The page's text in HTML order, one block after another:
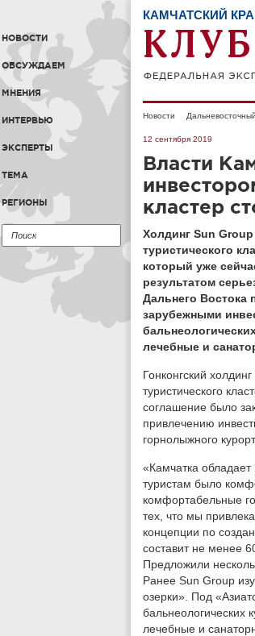
НОВОСТИ
ОБСУЖДАЕМ
МНЕНИЯ
ИНТЕРВЬЮ
ЭКСПЕРТЫ
ТЕМА
РЕГИОНЫ
КАМЧАТСКИЙ
Новости
12 сентября 2019
Власти
кластер
Холдинг Sun
туристического
который уже
результатом
Дальнего Востока
зарубежными
лечебные и
Гонконгский
туристического
соглашение было
привлечению
горнолыжного
«Камчатка
туристам было
комфортабельные
тех, что мы
концепции по
составит не менее
Предложили
Ранее Sun Group
озерки». Под
бальнеологических
лечебные и